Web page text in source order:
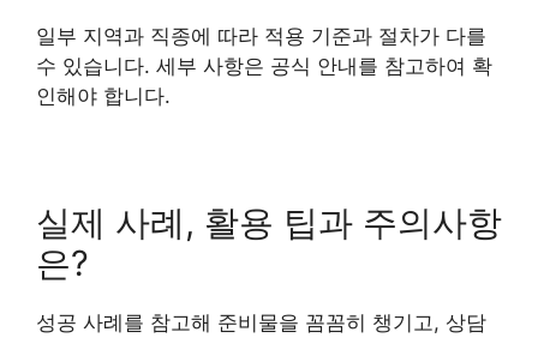
일부 지역과 직종에 따라 적용 기준과 절차가 다를
수 있습니다. 세부 사항은 공식 안내를 참고하여 확
인해야 합니다.
실제 사례, 활용 팁과 주의사항
은?
성공 사례를 참고해 준비물을 꼼꼼히 챙기고, 상담